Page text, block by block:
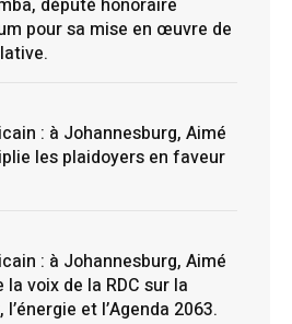
député honoraire
pour sa mise en œuvre de
: à Johannesburg, Aimé
les plaidoyers en faveur
: à Johannesburg, Aimé
voix de la RDC sur la
et l’Agenda 2063.